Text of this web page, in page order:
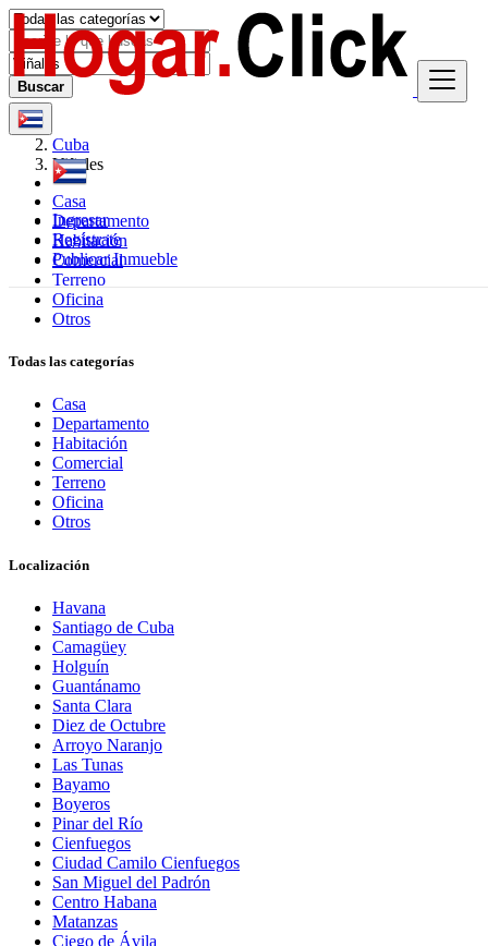
Ingresar
Regístrate
Publicar Inmueble
Buscar
Cuba
Viñales
Casa
Departamento
Habitación
Comercial
Terreno
Oficina
Otros
Todas las categorías
Casa
Departamento
Habitación
Comercial
Terreno
Oficina
Otros
Localización
Havana
Santiago de Cuba
Camagüey
Holguín
Guantánamo
Santa Clara
Diez de Octubre
Arroyo Naranjo
Las Tunas
Bayamo
Boyeros
Pinar del Río
Cienfuegos
Ciudad Camilo Cienfuegos
San Miguel del Padrón
Centro Habana
Matanzas
Ciego de Ávila